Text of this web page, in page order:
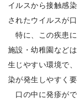
イルスから接触感
されたウイルスが
特に、この疾患
施設・幼稚園など
生じやすい環境で
染が発生しやすく要
口の中に発疹が